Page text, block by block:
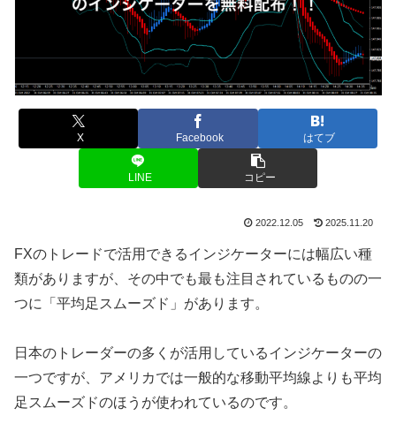
X Facebook はてブ
LINE コピー
2022.12.05 2025.11.20
FXのトレードで活用できるインジケーターには幅広い種
類がありますが、その中でも最も注目されているものの一
つに「平均足スムーズド」があります。
日本のトレーダーの多くが活用しているインジケーターの
一つですが、アメリカでは一般的な移動平均線よりも平均
足スムーズドのほうが使われているのです。